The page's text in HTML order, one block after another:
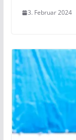
3. Februar 2024